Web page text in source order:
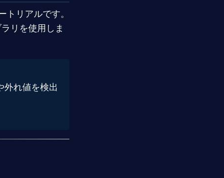
リアルです。
リを使用しま
外れ値を検出